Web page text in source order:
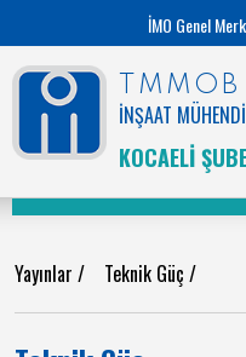
İMO Genel
TMMOB
İNŞAAT
KOCAELİ
Yayınlar / Teknik Güç /